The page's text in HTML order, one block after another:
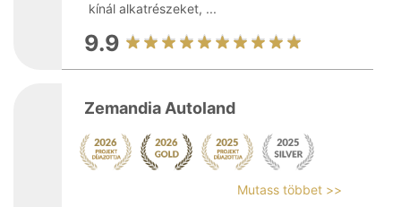
kínál alkatrészeket, ...
9.9
Zemandia Autoland
Mutass többet >>